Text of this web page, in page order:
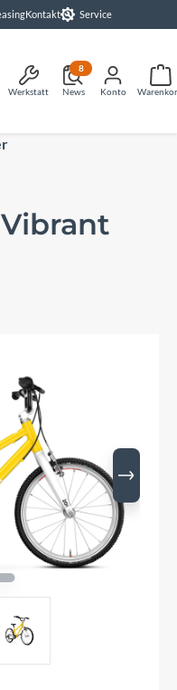
Kontakt Service
Werkstatt News
8
Konto